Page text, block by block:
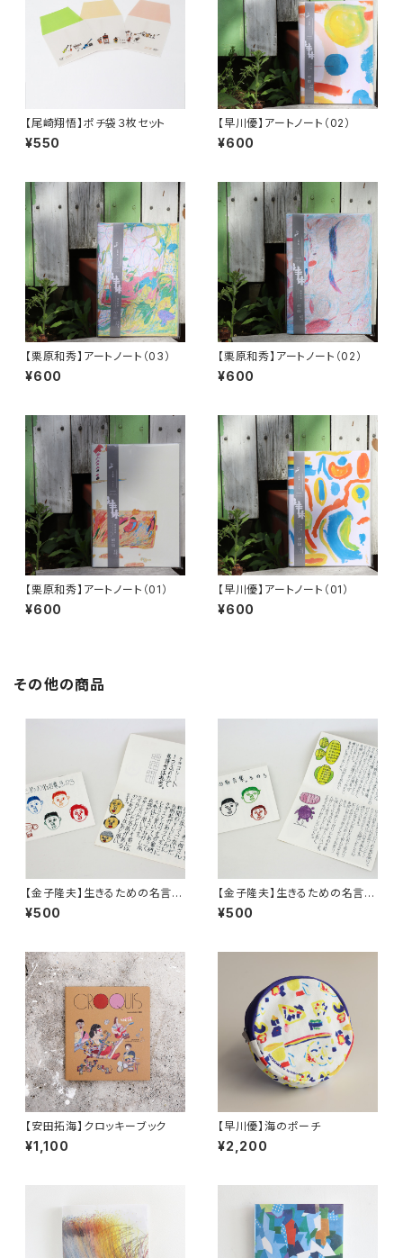
【尾崎翔悟】ポチ袋３枚セット
¥550
【早川優】アートノート（02）
¥600
【栗原和秀】アートノート（03）
¥600
【栗原和秀】アートノート（02）
¥600
【栗原和秀】アートノート（01）
¥600
【早川優】アートノート（01）
¥600
その他の商品
【金子隆夫】生きるための名言
集。その３
¥500
【金子隆夫】生きるための名言
集。その５
¥500
【安田拓海】クロッキーブック
¥1,100
【早川優】海のポーチ
¥2,200